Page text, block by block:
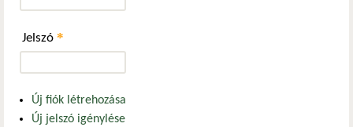
Jelszó *
Új fiók létrehozása
Új jelszó igénylése